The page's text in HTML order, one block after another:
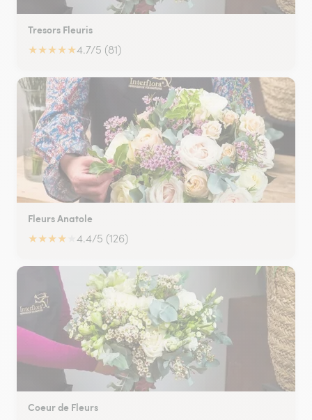
Tresors Fleuris
★★★★★4.7/5 (81)
Fleurs Anatole
★★★★ 4.4/5 (126)
Coeur de Fleurs